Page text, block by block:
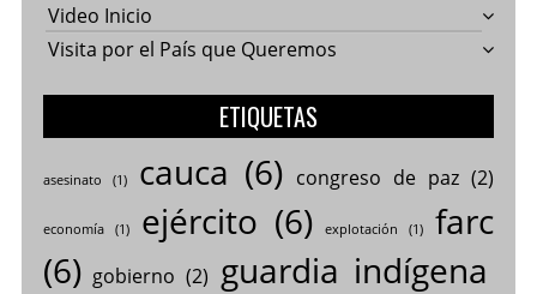
Video Inicio
Visita por el País que Queremos
ETIQUETAS
asesinato (1) cauca (6) congreso de paz(2)
economía(1) ejército (6) explotación (1)
farc
(6) gobierno (2) guardia indígena